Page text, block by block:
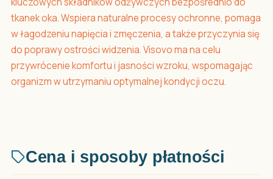
tkanek oka. Wspiera naturalne procesy ochronne, pomaga
w łagodzeniu napięcia i zmęczenia, a także przyczynia się
do poprawy ostrości widzenia. Visovo ma na celu
przywrócenie komfortu i jasności wzroku, wspomagając
organizm w utrzymaniu optymalnej kondycji oczu.
Cena i sposoby płatności